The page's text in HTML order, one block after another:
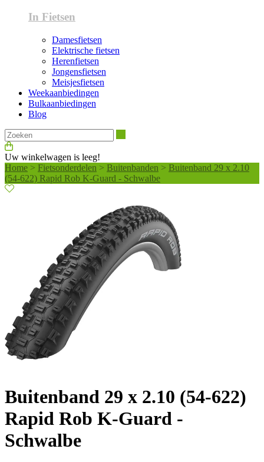
In Fietsen
Damesfietsen
Elektrische fietsen
Herenfietsen
Jongensfietsen
Meisjesfietsen
Weekaanbiedingen
Bulkaanbiedingen
Blog
Uw winkelwagen is leeg!
Home > Fietsonderdelen > Buitenbanden > Buitenband 29 x 2.10
(54-622) Rapid Rob K-Guard - Schwalbe
Buitenband 29 x 2.10 (54-622)
Rapid Rob K-Guard -
Schwalbe